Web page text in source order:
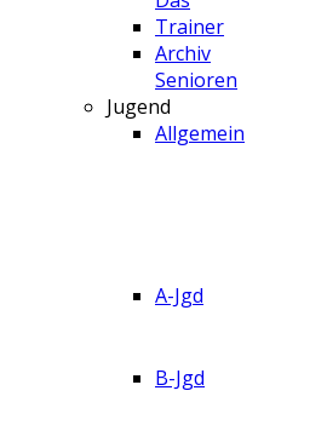
Trainer
Archiv
Senioren
Jugend
Allgemein
A-Jgd
B-Jgd